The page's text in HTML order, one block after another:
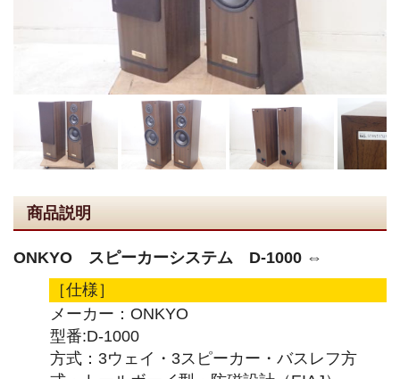
商品説明
ONKYO スピーカーシステム D-1000 ⇔
［仕様］
メーカー：ONKYO
型番:D-1000
方式：3ウェイ・3スピーカー・バスレフ方